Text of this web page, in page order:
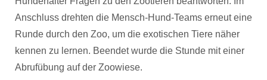
Anschluss drehten die Mensch-Hund-Teams erneut eine
Runde durch den Zoo, um die exotischen Tiere näher
kennen zu lernen. Beendet wurde die Stunde mit einer
Abrufübung auf der Zoowiese.